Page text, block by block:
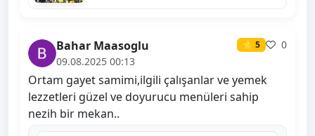
Bahar Maasoglu ⭐ 5
0
09.08.2025 00:13
Ortam gayet samimi,ilgili çalışanlar ve yemek
lezzetleri güzel ve doyurucu menüleri sahip
nezih bir mekan..